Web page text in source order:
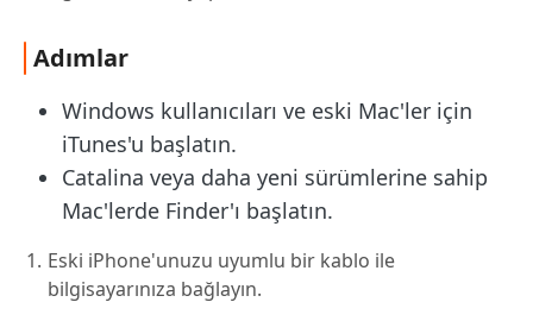
Adımlar
Windows kullanıcıları ve eski Mac'ler için
iTunes'u başlatın.
Catalina veya daha yeni sürümlerine sahip
Mac'lerde Finder'ı başlatın.
Eski iPhone'unuzu uyumlu bir kablo ile
bilgisayarınıza bağlayın.